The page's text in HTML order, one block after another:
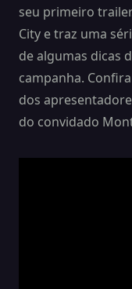
seu primeiro
City e traz uma
de algumas dicas
campanha.
dos
do convidado